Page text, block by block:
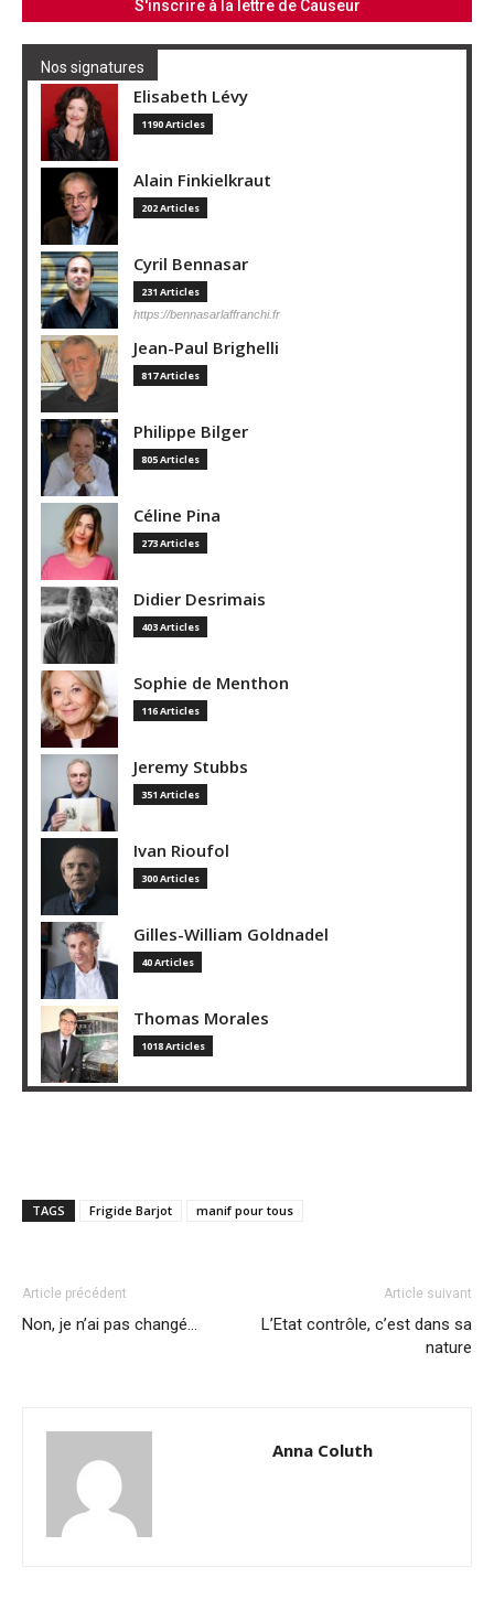
Nos signatures
Elisabeth Lévy
1190 Articles
Alain Finkielkraut
202 Articles
Cyril Bennasar
231 Articles
https://bennasarlaffranchi.fr
Jean-Paul Brighelli
817 Articles
Philippe Bilger
805 Articles
Céline Pina
273 Articles
Didier Desrimais
403 Articles
Sophie de Menthon
116 Articles
Jeremy Stubbs
351 Articles
Ivan Rioufol
300 Articles
Gilles-William Goldnadel
40 Articles
Thomas Morales
1018 Articles
TAGS Frigide Barjot manif pour tous
Article précédent
Non, je n’ai pas changé…
Article suivant
L’Etat contrôle, c’est dans sa
nature
Anna Coluth